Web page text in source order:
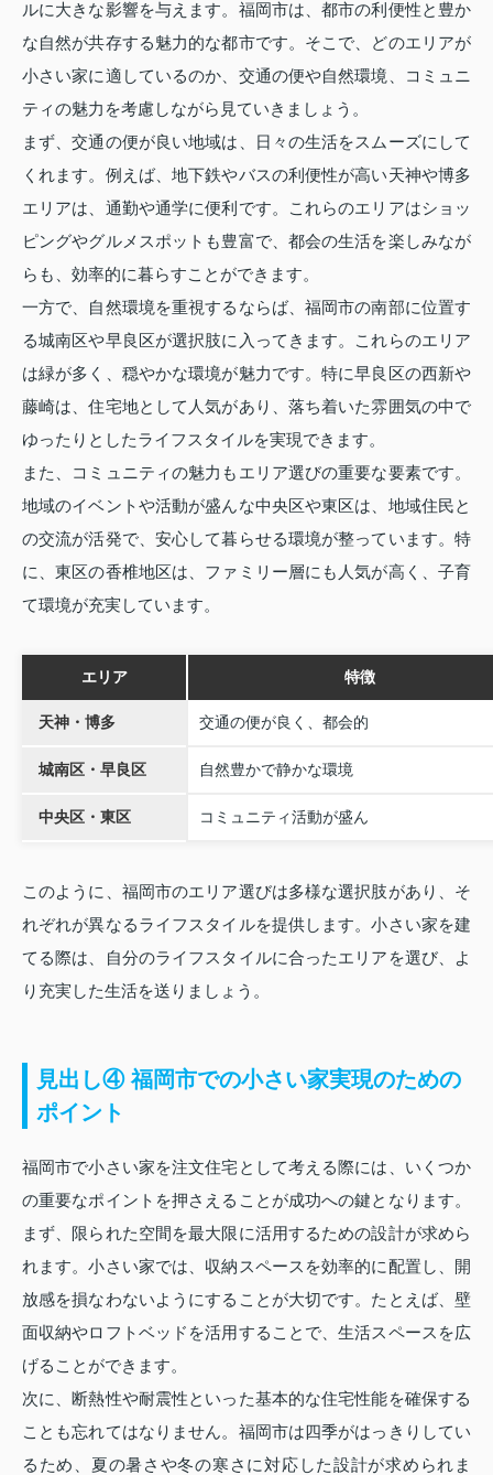
ルに大きな影響を与えます。福岡市は、都市の利便性と豊か
な自然が共存する魅力的な都市です。そこで、どのエリアが
小さい家に適しているのか、交通の便や自然環境、コミュニ
ティの魅力を考慮しながら見ていきましょう。
まず、交通の便が良い地域は、日々の生活をスムーズにして
くれます。例えば、地下鉄やバスの利便性が高い天神や博多
エリアは、通勤や通学に便利です。これらのエリアはショッ
ピングやグルメスポットも豊富で、都会の生活を楽しみなが
らも、効率的に暮らすことができます。
一方で、自然環境を重視するならば、福岡市の南部に位置す
る城南区や早良区が選択肢に入ってきます。これらのエリア
は緑が多く、穏やかな環境が魅力です。特に早良区の西新や
藤崎は、住宅地として人気があり、落ち着いた雰囲気の中で
ゆったりとしたライフスタイルを実現できます。
また、コミュニティの魅力もエリア選びの重要な要素です。
地域のイベントや活動が盛んな中央区や東区は、地域住民と
の交流が活発で、安心して暮らせる環境が整っています。特
に、東区の香椎地区は、ファミリー層にも人気が高く、子育
て環境が充実しています。
エリア 特徴
天神・博多 交通の便が良く、都会的
城南区・早良区 自然豊かで静かな環境
中央区・東区 コミュニティ活動が盛ん
このように、福岡市のエリア選びは多様な選択肢があり、そ
れぞれが異なるライフスタイルを提供します。小さい家を建
てる際は、自分のライフスタイルに合ったエリアを選び、よ
り充実した生活を送りましょう。
見出し④ 福岡市での小さい家実現のための
ポイント
福岡市で小さい家を注文住宅として考える際には、いくつか
の重要なポイントを押さえることが成功への鍵となります。
まず、限られた空間を最大限に活用するための設計が求めら
れます。小さい家では、収納スペースを効率的に配置し、開
放感を損なわないようにすることが大切です。たとえば、壁
面収納やロフトベッドを活用することで、生活スペースを広
げることができます。
次に、断熱性や耐震性といった基本的な住宅性能を確保する
ことも忘れてはなりません。福岡市は四季がはっきりしてい
るため、夏の暑さや冬の寒さに対応した設計が求められま